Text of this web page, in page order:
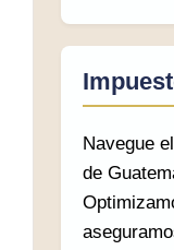
Navegue
de